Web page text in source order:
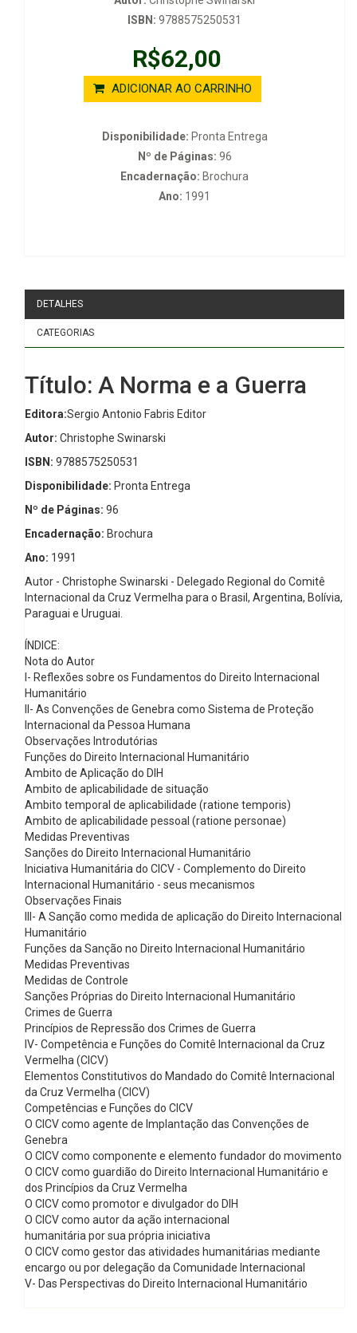
ISBN: 9788575250531
R$62,00
ADICIONAR AO CARRINHO
Disponibilidade: Pronta Entrega
Nº de Páginas: 96
Encadernação: Brochura
Ano: 1991
DETALHES
CATEGORIAS
Título: A Norma e a Guerra
Editora:Sergio Antonio Fabris Editor
Autor: Christophe Swinarski
ISBN: 9788575250531
Disponibilidade: Pronta Entrega
Nº de Páginas: 96
Encadernação: Brochura
Ano: 1991
Autor - Christophe Swinarski - Delegado Regional do Comitê
Internacional da Cruz Vermelha para o Brasil, Argentina, Bolívia,
Paraguai e Uruguai.
ÍNDICE:
Nota do Autor
I- Reflexões sobre os Fundamentos do Direito Internacional
Humanitário
II- As Convenções de Genebra como Sistema de Proteção
Internacional da Pessoa Humana
Observações Introdutórias
Funções do Direito Internacional Humanitário
Ambito de Aplicação do DIH
Ambito de aplicabilidade de situação
Ambito temporal de aplicabilidade (ratione temporis)
Ambito de aplicabilidade pessoal (ratione personae)
Medidas Preventivas
Sanções do Direito Internacional Humanitário
Iniciativa Humanitária do CICV - Complemento do Direito
Internacional Humanitário - seus mecanismos
Observações Finais
III- A Sanção como medida de aplicação do Direito Internacional
Humanitário
Funções da Sanção no Direito Internacional Humanitário
Medidas Preventivas
Medidas de Controle
Sanções Próprias do Direito Internacional Humanitário
Crimes de Guerra
Princípios de Repressão dos Crimes de Guerra
IV- Competência e Funções do Comitê Internacional da Cruz
Vermelha (CICV)
Elementos Constitutivos do Mandado do Comitê Internacional
da Cruz Vermelha (CICV)
Competências e Funções do CICV
O CICV como agente de Implantação das Convenções de
Genebra
O CICV como componente e elemento fundador do movimento
O CICV como guardião do Direito Internacional Humanitário e
dos Princípios da Cruz Vermelha
O CICV como promotor e divulgador do DIH
O CICV como autor da ação internacional
humanitária por sua própria iniciativa
O CICV como gestor das atividades humanitárias mediante
encargo ou por delegação da Comunidade Internacional
V- Das Perspectivas do Direito Internacional Humanitário